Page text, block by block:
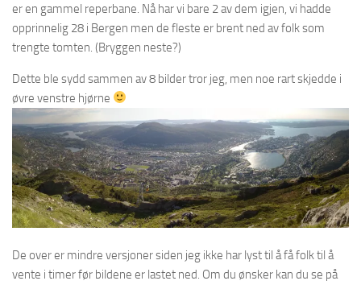
er en gammel reperbane. Nå har vi bare 2 av dem igjen, vi hadde
opprinnelig 28 i Bergen men de fleste er brent ned av folk som
trengte tomten. (Bryggen neste?)
Dette ble sydd sammen av 8 bilder tror jeg, men noe rart skjedde i
øvre venstre hjørne
De over er mindre versjoner siden jeg ikke har lyst til å få folk til å
vente i timer før bildene er lastet ned. Om du ønsker kan du se på